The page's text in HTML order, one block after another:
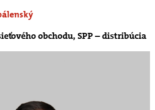
obchodu, SPP – distribúcia